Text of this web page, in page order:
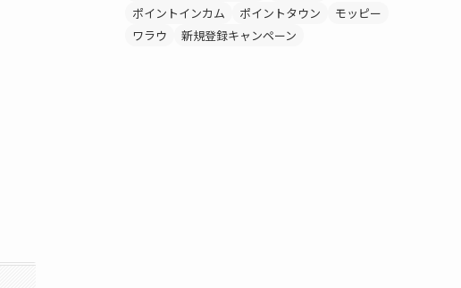
ポイントインカム
ポイントタウン
モッピー
ワラウ
新規登録キャンペーン